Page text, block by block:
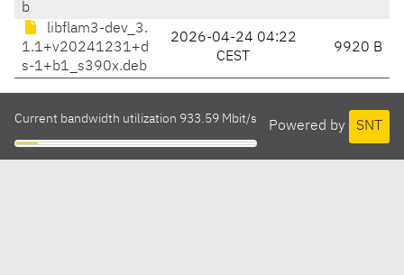
b
libflam3-dev_3.
1.1+v20241231+d
s-1+b1_s390x.deb
2026-04-24 04:22
CEST
9920 B
Powered by SNT
Current bandwidth utilization 933.59 Mbit/s